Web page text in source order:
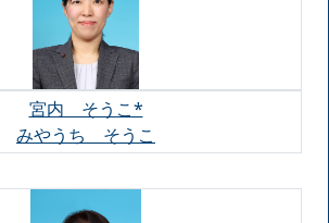
宮内 そうこ*
みやうち そうこ